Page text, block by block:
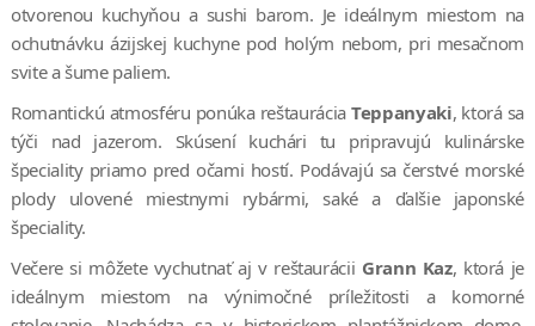
otvorenou kuchyňou a sushi barom. Je ideálnym miestom na
ochutnávku ázijskej kuchyne pod holým nebom, pri mesačnom
svite a šume paliem.
Romantickú atmosféru ponúka reštaurácia Teppanyaki, ktorá sa
týči nad jazerom. Skúsení kuchári tu pripravujú kulinárske
špeciality priamo pred očami hostí. Podávajú sa čerstvé morské
plody ulovené miestnymi rybármi, saké a ďalšie japonské
špeciality.
Večere si môžete vychutnať aj v reštaurácii Grann Kaz, ktorá je
ideálnym miestom na výnimočné príležitosti a komorné